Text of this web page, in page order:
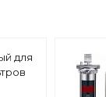
для